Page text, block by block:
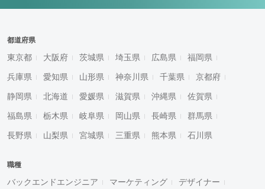
都道府県
東京都 大阪府 茨城県 埼玉県 広島県 福岡県
兵庫県 愛知県 山形県 神奈川県 千葉県 京都府
静岡県 北海道 愛媛県 滋賀県 沖縄県 佐賀県
福島県 栃木県 岐阜県 岡山県 長崎県 群馬県
長野県 山梨県 宮城県 三重県 熊本県 石川県
職種
バックエンドエンジニア マーケティング デザイナー